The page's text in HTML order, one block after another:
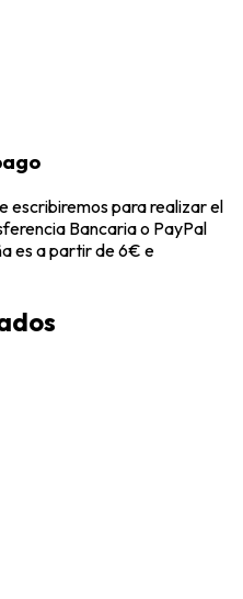
escribiremos para realizar el
Bancaria o PayPal
es a partir de 6€ e